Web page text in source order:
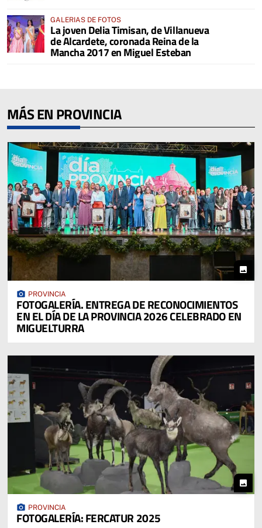
GALERIAS DE FOTOS
La joven Delia Timisan, de Villanueva
de Alcardete, coronada Reina de la
Mancha 2017 en Miguel Esteban
MÁS EN PROVINCIA
photo
photo_camera PROVINCIA
FOTOGALERÍA. ENTREGA DE RECONOCIMIENTOS
EN EL DÍA DE LA PROVINCIA 2026 CELEBRADO EN
MIGUELTURRA
photo
photo_camera PROVINCIA
FOTOGALERÍA: FERCATUR 2025